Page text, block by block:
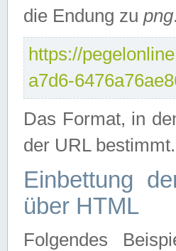
die Endung zu png.
https://
a7d6-
Das Format, in
der URL bestimmt.
Einbettung
über HTML
Folgendes